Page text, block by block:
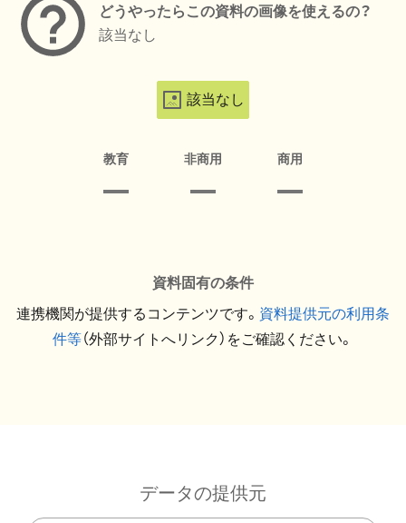
どうやったらこの資料の画像を使えるの？
該当なし
該当なし
教育 非商用 商用
資料固有の条件
連携機関が提供するコンテンツです。 資料提供元の利用条
件等（外部サイトへリンク）をご確認ください。
データの提供元